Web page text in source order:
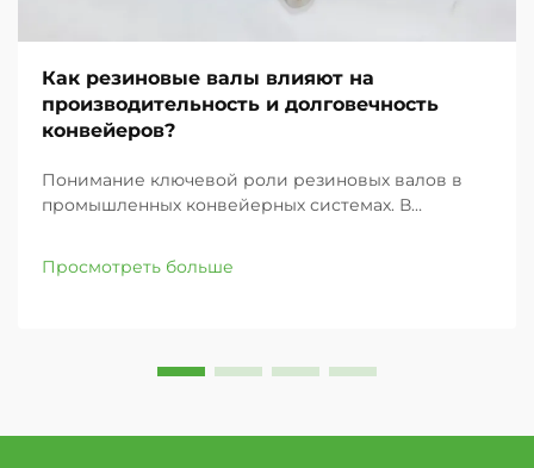
Как резиновые валы влияют на
производительность и долговечность
конвейеров?
Понимание ключевой роли резиновых валов в
промышленных конвейерных системах. В
эффективность и надежность конвейерных
систем в значительной степени зависят от их
Просмотреть больше